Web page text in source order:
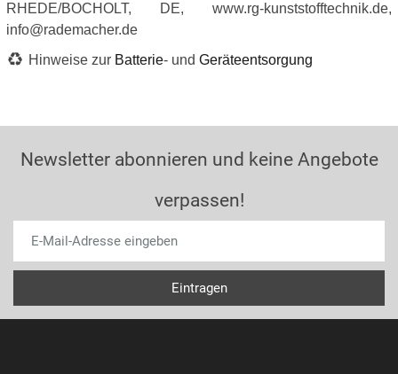
RHEDE/BOCHOLT, DE, www.rg-kunststofftechnik.de,
info@rademacher.de
Hinweise zur Batterie- und Geräteentsorgung
Newsletter abonnieren und keine Angebote
verpassen!